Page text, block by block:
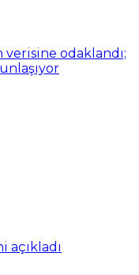
verisine odaklandı;
açıkladı